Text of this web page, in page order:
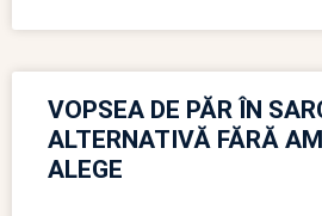
VOPSEA DE PĂR ÎN
ALTERNATIVĂ FĂRĂ
ALEGE